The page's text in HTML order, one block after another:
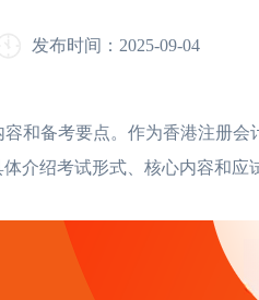
发布时间：2025-09-04
备考要点。作为香港注册会
介绍考试形式、核心内容和